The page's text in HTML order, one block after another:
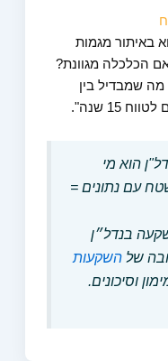
באיתור מגמות
הכלכלה מגוונת?
שמבדיל בין
15 שנה".
הוא מי
עם נתונים =
בנדל״ן
של השקעות
וסיכונים.